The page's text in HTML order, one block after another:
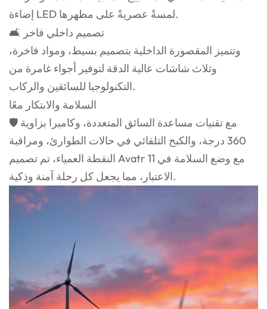
إضاءة LED لمسةً عصريةً على مظهرها.
🛋️ تصميم داخلي فاخر
وتتميز المقصورة الداخلية بتصميم بسيط، ومواد فاخرة،
وثلاث شاشات عالية الدقة لتوفير أجواء غامرة من
التكنولوجيا للسائقين والركاب.
السلامة والابتكار معًا
🛡️ مع تقنيات مساعدة السائق المتعددة، وكاميرا بزاوية
360 درجة، والكبح التلقائي في حالات الطوارئ، ومراقبة
النقطة العمياء، تم تصميم Avatr 11 مع وضع السلامة في
الاعتبار، مما يجعل كل رحلة آمنة وذكية.